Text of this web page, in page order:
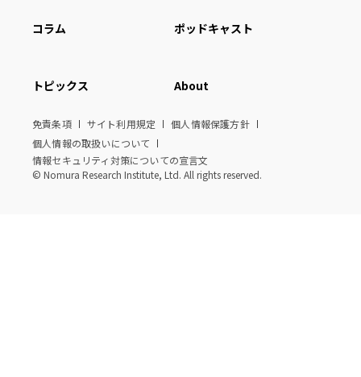
コラム ポッドキャスト
トピックス About
免責条項 サイト利用規定
個人情報保護方針
個人情報の取扱いについて
情報セキュリティ対策についての宣言文
© Nomura Research Institute, Ltd. All rights reserved.